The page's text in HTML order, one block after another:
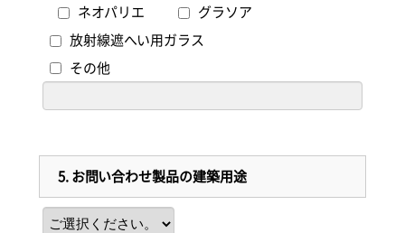
ネオパリエ
グラソア
放射線遮へい用ガラス
その他
5.お問い合わせ製品の建築用途